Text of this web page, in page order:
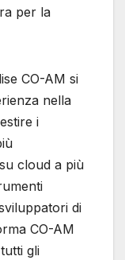
per la
CO-AM si
nella
i
cloud a più
di
CO-AM
gli